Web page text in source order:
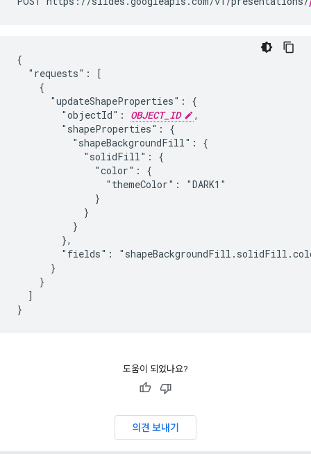
{
  "requests": [
    {
      "updateShapeProperties": {
        "objectId":
OBJECT_ID
,
        "shapeProperties": {
          "shapeBackgroundFill": {
            "solidFill": {
              "color": {
                "themeColor": "DARK1"
              }
            }
          }
        },
"fields":
      }
    }
  ]
}
도움이 되었나요?
의견 보내기